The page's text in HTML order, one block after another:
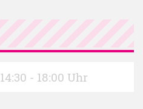
14:30 - 18:00 Uhr